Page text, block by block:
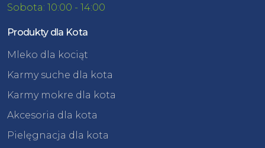
Sobota: 10:00 - 14:00
Produkty dla Kota
Mleko dla kociąt
Karmy suche dla kota
Karmy mokre dla kota
Akcesoria dla kota
Pielęgnacja dla kota